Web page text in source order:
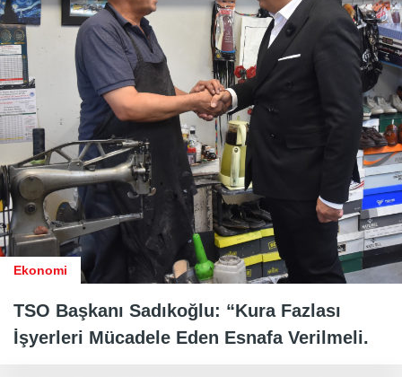
Ekonomi
TSO Başkanı Sadıkoğlu: “Kura Fazlası
İşyerleri Mücadele Eden Esnafa Verilmeli.